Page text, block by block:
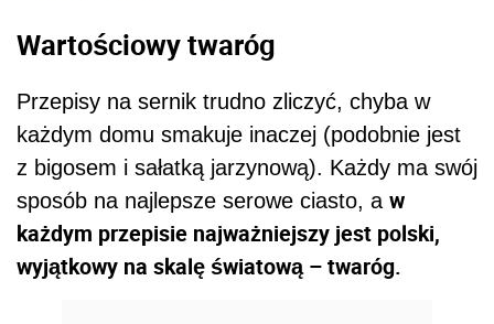
Wartościowy twaróg
Przepisy na sernik trudno zliczyć, chyba w
każdym domu smakuje inaczej (podobnie jest
z bigosem i sałatką jarzynową). Każdy ma swój
sposób na najlepsze serowe ciasto, a w
każdym przepisie najważniejszy jest polski,
wyjątkowy na skalę światową – twaróg.